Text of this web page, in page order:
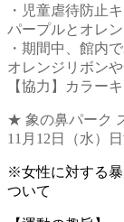
・児童虐待防止
パープルとオレ
・期間中、館内
オレンジリボン
【協力】カラー
★ 象の鼻パーク
11月12日（水）
※女性に対する
ついて